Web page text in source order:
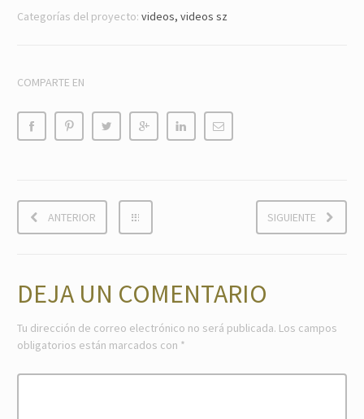
Categorías del proyecto: videos, videos sz
COMPARTE EN
ANTERIOR SIGUIENTE
DEJA UN COMENTARIO
Tu dirección de correo electrónico no será publicada. Los campos
obligatorios están marcados con *